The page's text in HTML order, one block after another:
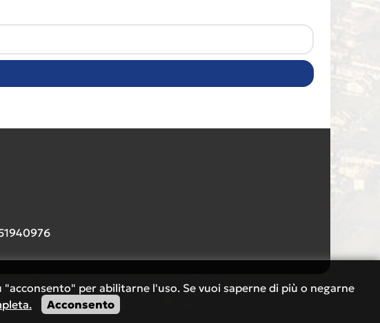
per abilitarne l'uso. Se vuoi saperne di più o negarne
Acconsento